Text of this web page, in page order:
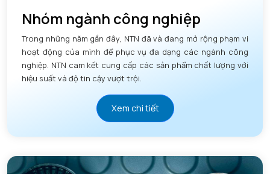
Nhóm ngành công nghiệp
Trong những năm gần đây, NTN đã và đang mở rộng phạm vi
hoạt động của mình để phục vụ đa dạng các ngành công
nghiệp. NTN cam kết cung cấp các sản phẩm chất lượng với
hiệu suất và độ tin cậy vượt trội.
Xem chi tiết